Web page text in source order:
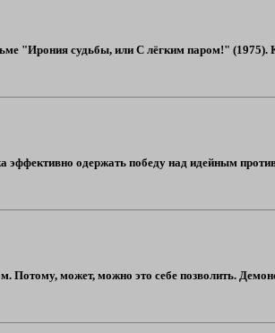
"Ирония судьбы, или С лёгким паром!" (1975).
эффективно одержать победу над идейным
Потому, может, можно это себе позволить.